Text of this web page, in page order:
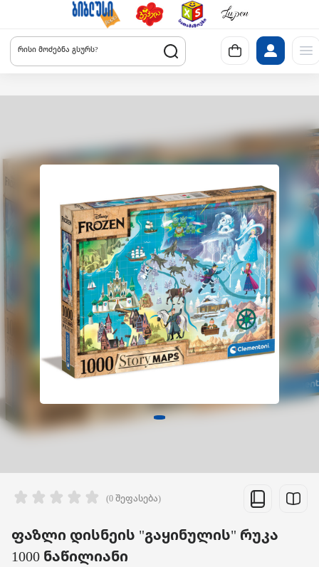
რისი მოძებნა გსურს?
(0 შეფასება)
ფაზლი დისნეის "გაყინულის" რუკა
1000 ნაწილიანი